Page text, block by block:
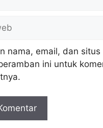
nama, email, dan
ini untuk